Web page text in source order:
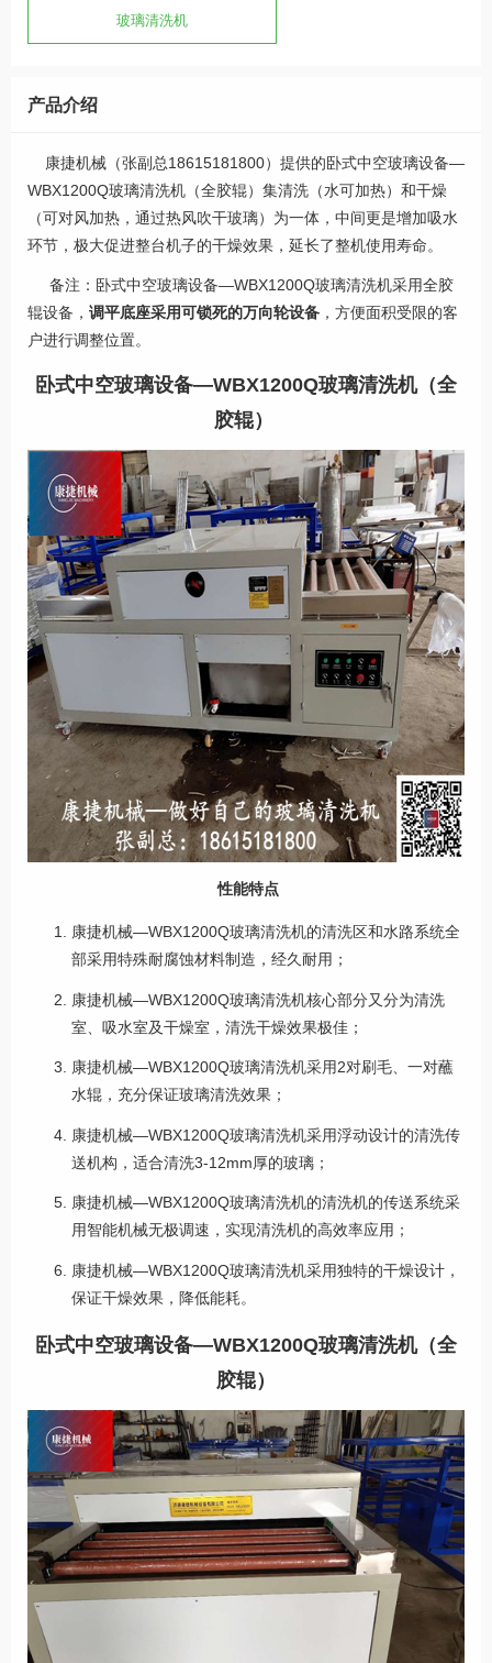
效果，延长了整机使用寿命。
玻璃清洗机
产品介绍
康捷机械（张副总18615181800）提供的卧式中空玻璃设备—
WBX1200Q玻璃清洗机（全胶辊）集清洗（水可加热）和干燥
（可对风加热，通过热风吹干玻璃）为一体，中间更是增加吸水
环节，极大促进整台机子的干燥效果，延长了整机使用寿命。
备注：卧式中空玻璃设备—WBX1200Q玻璃清洗机采用全胶
辊设备， 调平底座采用可锁死的万向轮设备 ，方便面积受限的客
户进行调整位置。
卧式中空玻璃设备—WBX1200Q玻璃清洗机（全
胶辊）
性能特点
康捷机械—WBX1200Q玻璃清洗机的清洗区和水路系统全
部采用特殊耐腐蚀材料制造，经久耐用；
康捷机械—WBX1200Q玻璃清洗机核心部分又分为清洗
室、吸水室及干燥室，清洗干燥效果极佳；
康捷机械—WBX1200Q玻璃清洗机采用2对刷毛、一对蘸
水辊，充分保证玻璃清洗效果；
康捷机械—WBX1200Q玻璃清洗机采用浮动设计的清洗传
送机构，适合清洗3-12mm厚的玻璃；
康捷机械—WBX1200Q玻璃清洗机的清洗机的传送系统采
用智能机械无极调速，实现清洗机的高效率应用；
康捷机械—WBX1200Q玻璃清洗机采用独特的干燥设计，
保证干燥效果，降低能耗。
卧式中空玻璃设备—WBX1200Q玻璃清洗机（全
胶辊）